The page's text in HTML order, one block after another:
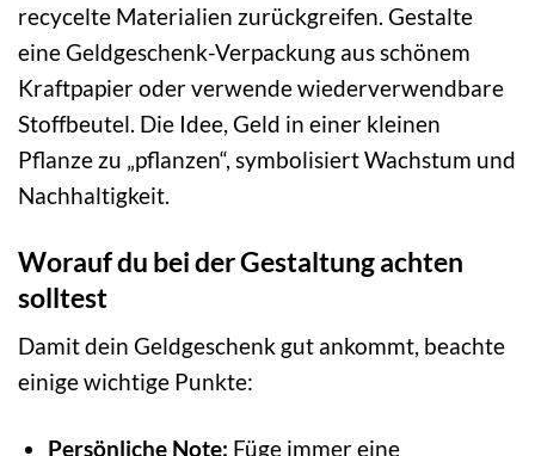
recycelte Materialien zurückgreifen. Gestalte
eine Geldgeschenk-Verpackung aus schönem
Kraftpapier oder verwende wiederverwendbare
Stoffbeutel. Die Idee, Geld in einer kleinen
Pflanze zu „pflanzen“, symbolisiert Wachstum und
Nachhaltigkeit.
Worauf du bei der Gestaltung achten
solltest
Damit dein Geldgeschenk gut ankommt, beachte
einige wichtige Punkte:
Persönliche Note: Füge immer eine